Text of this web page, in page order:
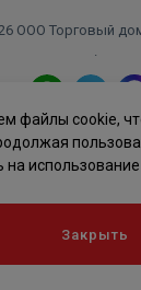
ООО Торговый
.
файлы cookie,
на использование
Закрыть